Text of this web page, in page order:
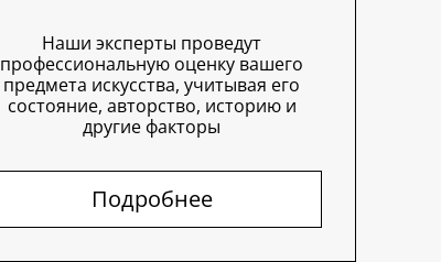
Наши эксперты проведут
профессиональную оценку вашего
предмета искусства, учитывая его
состояние, авторство, историю и
другие факторы
Подробнее